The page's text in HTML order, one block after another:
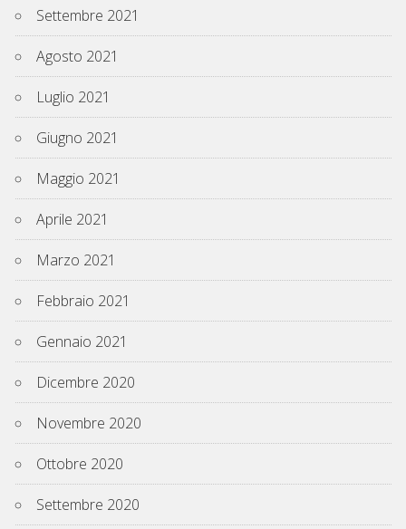
Settembre 2021
Agosto 2021
Luglio 2021
Giugno 2021
Maggio 2021
Aprile 2021
Marzo 2021
Febbraio 2021
Gennaio 2021
Dicembre 2020
Novembre 2020
Ottobre 2020
Settembre 2020